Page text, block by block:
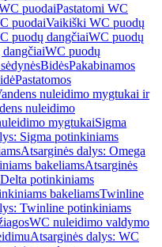
puodaiPastatomi WC
puodaiVaikiški WC puodų
puodų dangčiaiWC puodų
WC puodų
BidėsPakabinamos
Pastatomos
nuleidimo mygtukai ir
nuleidimo
mygtukaiSigma
Sigma potinkiniams
Atsarginės dalys: Omega
bakeliamsAtsarginės
Delta potinkiniams
bakeliamsTwinline
Twinline potinkiniams
WC nuleidimo valdymo
Atsarginės dalys: WC